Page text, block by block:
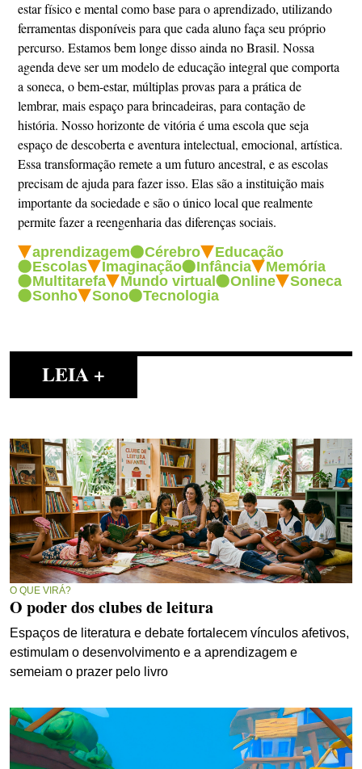
aprendizagem Cérebro
Educação
Escolas
Imaginação Infância
Memória
Multitarefa
Mundo virtual Online
Soneca
Sonho
Sono Tecnologia
estar físico e mental como base para o aprendizado, utilizando
ferramentas disponíveis para que cada aluno faça seu próprio
percurso. Estamos bem longe disso ainda no Brasil. Nossa
agenda deve ser um modelo de educação integral que comporta
a soneca, o bem-estar, múltiplas provas para a prática de
lembrar, mais espaço para brincadeiras, para contação de
história. Nosso horizonte de vitória é uma escola que seja
espaço de descoberta e aventura intelectual, emocional, artística.
Essa transformação remete a um futuro ancestral, e as escolas
precisam de ajuda para fazer isso. Elas são a instituição mais
importante da sociedade e são o único local que realmente
permite fazer a reengenharia das diferenças sociais.
LEIA +
O QUE VIRÁ?
O poder dos clubes de leitura
Espaços de literatura e debate fortalecem vínculos afetivos,
estimulam o desenvolvimento e a aprendizagem e
semeiam o prazer pelo livro